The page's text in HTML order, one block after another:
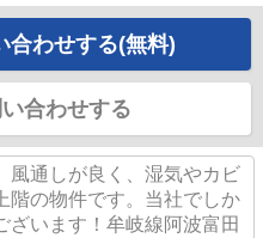
合わせする(無料)
合わせする
風通しが良く、湿気やカビ
階の物件です。当社でしか
ざいます！牟岐線阿波富田